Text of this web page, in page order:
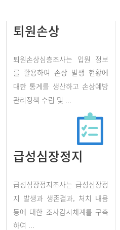
퇴원손상
퇴원손상심층조사는 입원 정보
를 활용하여 손상 발생 현황에
대한 통계를 생산하고 손상예방
관리정책 수립 및 ...
급성심장정지
급성심장정지조사는 급성심장정
지 발생과 생존결과, 처치 내용
등에 대한 조사감시체계를 구축
하여 ...